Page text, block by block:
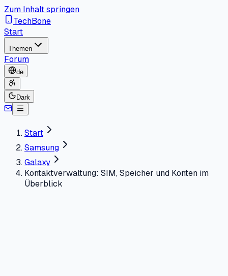
Zum Inhalt springen
TechBone
Start
Themen
Forum
de
Dark
Start
Samsung
Galaxy
Kontaktverwaltung: SIM, Speicher und Konten im
Überblick